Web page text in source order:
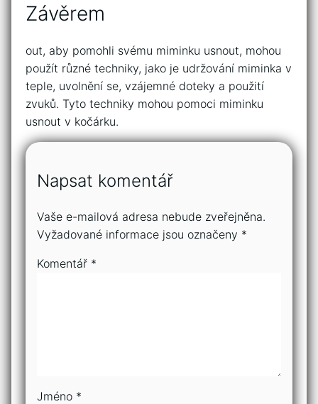
Závěrem
out, aby pomohli svému miminku usnout, mohou
použít různé techniky, jako je udržování miminka v
teple, uvolnění se, vzájemné doteky a použití
zvuků. Tyto techniky mohou pomoci miminku
usnout v kočárku.
Napsat komentář
Vaše e-mailová adresa nebude zveřejněna.
Vyžadované informace jsou označeny *
Komentář *
Jméno *